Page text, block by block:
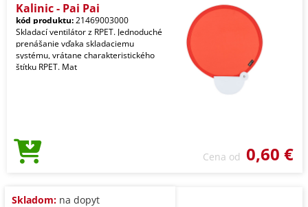
Kalinic - Pai Pai
kód produktu:21469003000
Skladací ventilátor z RPET. Jednoduché
prenášanie vďaka skladaciemu
systému, vrátane charakteristického
štítku RPET. Mat
Cena od 0,60 €
Skladom: na dopyt